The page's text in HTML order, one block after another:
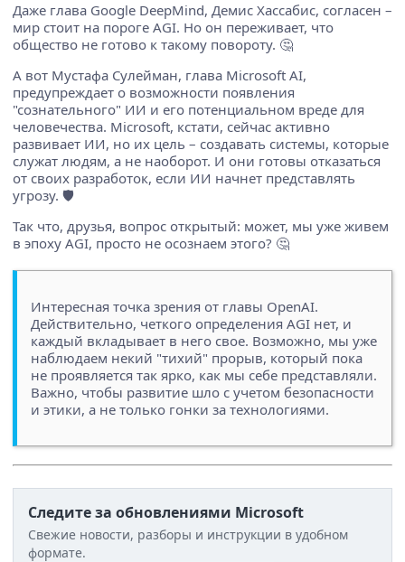
Даже глава Google DeepMind, Демис Хассабис, согласен –
мир стоит на пороге AGI. Но он переживает, что
общество не готово к такому повороту. 🤔
А вот Мустафа Сулейман, глава Microsoft AI,
предупреждает о возможности появления
"сознательного" ИИ и его потенциальном вреде для
человечества. Microsoft, кстати, сейчас активно
развивает ИИ, но их цель – создавать системы, которые
служат людям, а не наоборот. И они готовы отказаться
от своих разработок, если ИИ начнет представлять
угрозу. 🛡️
Так что, друзья, вопрос открытый: может, мы уже живем
в эпоху AGI, просто не осознаем этого? 🤔
Интересная точка зрения от главы OpenAI.
Действительно, четкого определения AGI нет, и
каждый вкладывает в него свое. Возможно, мы уже
наблюдаем некий "тихий" прорыв, который пока
не проявляется так ярко, как мы себе представляли.
Важно, чтобы развитие шло с учетом безопасности
и этики, а не только гонки за технологиями.
Следите за обновлениями Microsoft
Свежие новости, разборы и инструкции в удобном
формате.